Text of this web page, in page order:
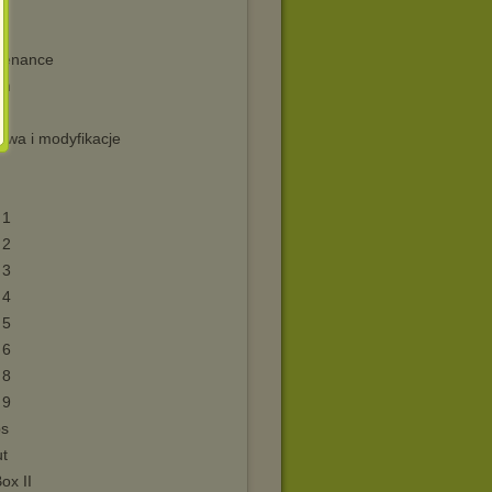
i modyfikacje
II